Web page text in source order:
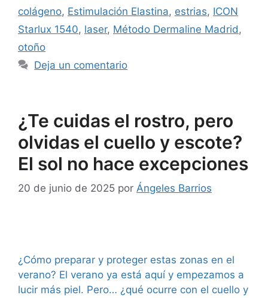
colágeno, Estimulación Elastina, estrias, ICON
Starlux 1540, laser, Método Dermaline Madrid ,
otoño
Deja un comentario
¿Te cuidas el rostro, pero
olvidas el cuello y escote?
El sol no hace excepciones
20 de junio de 2025 por Ángeles Barrios
¿Cómo preparar y proteger estas zonas en el
verano? El verano ya está aquí y empezamos a
lucir más piel. Pero… ¿qué ocurre con el cuello y